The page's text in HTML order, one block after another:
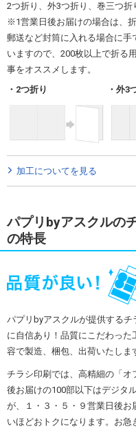
2つ折り、外3つ折り、巻三つ折
※1営業日後お届けの場合は、
郵送など封筒に入れる場合に
いますので、200枚以上で折る
事をオススメします。
2つ折り
外3
加工についてを見る
パプリbyアスクルの
の特長
パプリbyアスクルが提供する
に自信あり！品質にこだわっ
容で製造、梱包、出荷いたしま
チラシ印刷では、高精細の「
後お届けの100部以下はデジタ
が、１・３・５・９営業日後
いほどおトクになります。お急